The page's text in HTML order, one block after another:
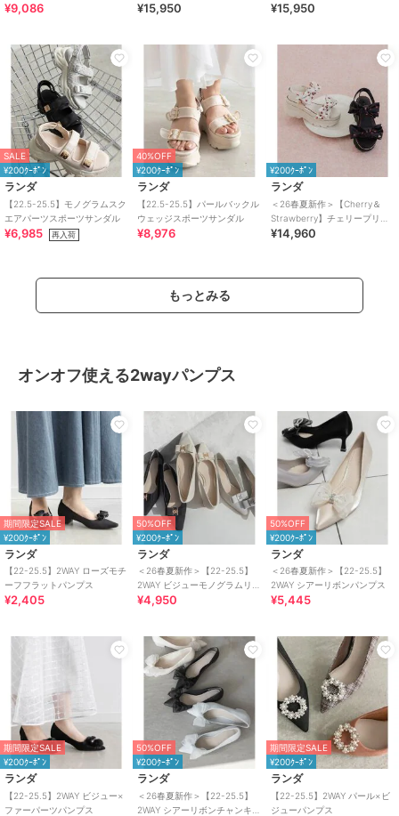
ダル
¥9,086
ポーツサンダル
¥15,950
ポーツサンダル
¥15,950
SALE
¥200ｸｰﾎﾟﾝ
ランダ
【22.5-25.5】モノグラムスク
エアパーツスポーツサンダル
¥6,985 再入荷
40%OFF
¥200ｸｰﾎﾟﾝ
ランダ
【22.5-25.5】パールバックル
ウェッジスポーツサンダル
¥8,976
¥200ｸｰﾎﾟﾝ
ランダ
＜26春夏新作＞【Cherry＆
Strawberry】チェリープリン
トリボンスポーツサンダル
¥14,960
もっとみる
オンオフ使える2wayパンプス
期間限定SALE
¥200ｸｰﾎﾟﾝ
ランダ
【22-25.5】2WAY ローズモチ
ーフフラットパンプス
¥2,405
50%OFF
¥200ｸｰﾎﾟﾝ
ランダ
＜26春夏新作＞【22-25.5】
2WAY ビジューモノグラムリボ
ンパンプス
¥4,950
50%OFF
¥200ｸｰﾎﾟﾝ
ランダ
＜26春夏新作＞【22-25.5】
2WAY シアーリボンパンプス
¥5,445
期間限定SALE
¥200ｸｰﾎﾟﾝ
ランダ
【22-25.5】2WAY ビジュー×
ファーパーツパンプス
50%OFF
¥200ｸｰﾎﾟﾝ
ランダ
＜26春夏新作＞【22-25.5】
2WAY シアーリボンチャンキー
期間限定SALE
¥200ｸｰﾎﾟﾝ
ランダ
【22-25.5】2WAY パール×ビ
ジューパンプス